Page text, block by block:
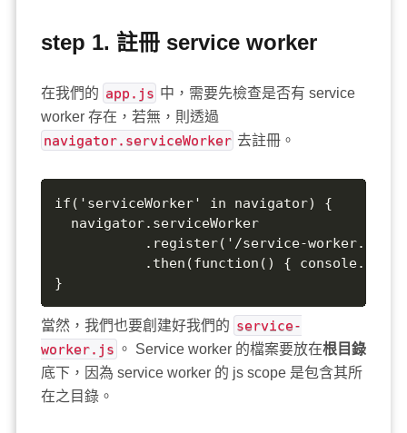
step 1. 註冊 service worker
在我們的 app.js 中，需要先檢查是否有 service
worker 存在，若無，則透過
navigator.serviceWorker 去註冊。
if('serviceWorker' in navigator) {
  navigator.serviceWorker
.register('/service-
.then(function() {
}
當然，我們也要創建好我們的 service-
worker.js 。 Service worker 的檔案要放在根目錄
底下，因為 service worker 的 js scope 是包含其所
在之目錄。